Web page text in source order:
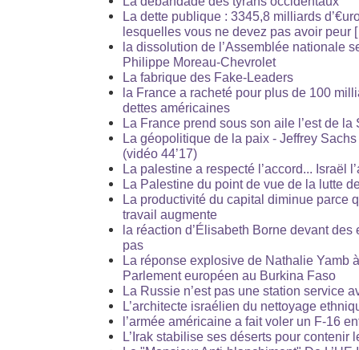
La dette publique : 3345,8 milliards
lesquelles vous ne devez pas avoir peur
la dissolution de l’Assemblée nationale
Philippe Moreau-Chevrolet
La fabrique des Fake-Leaders
la France a racheté pour plus de 100
dettes américaines
La France prend sous son aile l’est de la
La géopolitique de la paix - Jeffrey
(vidéo 44’17)
La palestine a respecté l’accord... Israël
La Palestine du point de vue de la lutte
La productivité du capital diminue parce
travail augmente
la réaction d’Élisabeth Borne devant
pas
La réponse explosive de Nathalie Yamb
Parlement européen au Burkina Faso
La Russie n’est pas une station service
L’architecte israélien du nettoyage
l’armée américaine a fait voler un F-16
L’Irak stabilise ses déserts pour contenir